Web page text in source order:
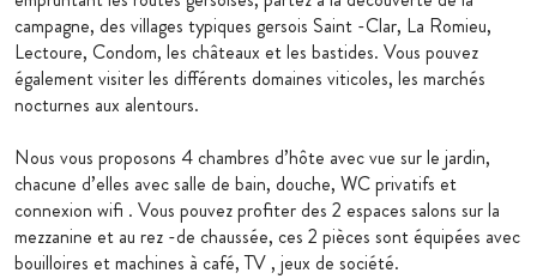
campagne, des villages typiques gersois Saint -Clar, La Romieu,
Lectoure, Condom, les châteaux et les bastides. Vous pouvez
également visiter les différents domaines viticoles, les marchés
nocturnes aux alentours.
Nous vous proposons 4 chambres d’hôte avec vue sur le jardin,
chacune d’elles avec salle de bain, douche, WC privatifs et
connexion wifi . Vous pouvez profiter des 2 espaces salons sur la
mezzanine et au rez -de chaussée, ces 2 pièces sont équipées avec
bouilloires et machines à café, TV , jeux de société.